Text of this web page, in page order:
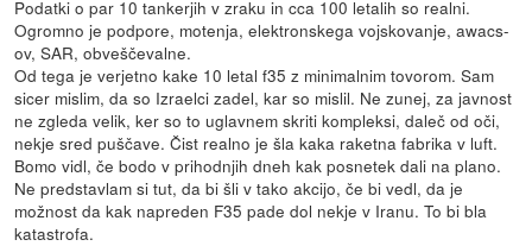
Podatki o par 10 tankerjih v zraku in cca 100 letalih so realni.
Ogromno je podpore, motenja, elektronskega vojskovanje, awacs-
ov, SAR, obveščevalne.
Od tega je verjetno kake 10 letal f35 z minimalnim tovorom. Sam
sicer mislim, da so Izraelci zadel, kar so mislil. Ne zunej, za javnost
ne zgleda velik, ker so to uglavnem skriti kompleksi, daleč od oči,
nekje sred puščave. Čist realno je šla kaka raketna fabrika v luft.
Bomo vidl, če bodo v prihodnjih dneh kak posnetek dali na plano.
Ne predstavlam si tut, da bi šli v tako akcijo, če bi vedl, da je
možnost da kak napreden F35 pade dol nekje v Iranu. To bi bla
katastrofa.